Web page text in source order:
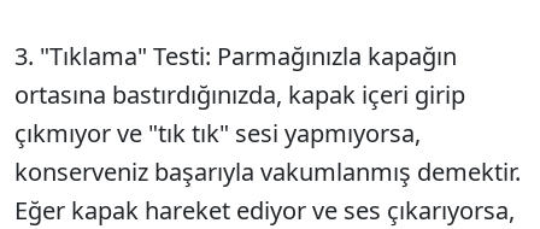
3. "Tıklama" Testi: Parmağınızla kapağın
ortasına bastırdığınızda, kapak içeri girip
çıkmıyor ve "tık tık" sesi yapmıyorsa,
konserveniz başarıyla vakumlanmış demektir.
Eğer kapak hareket ediyor ve ses çıkarıyorsa,